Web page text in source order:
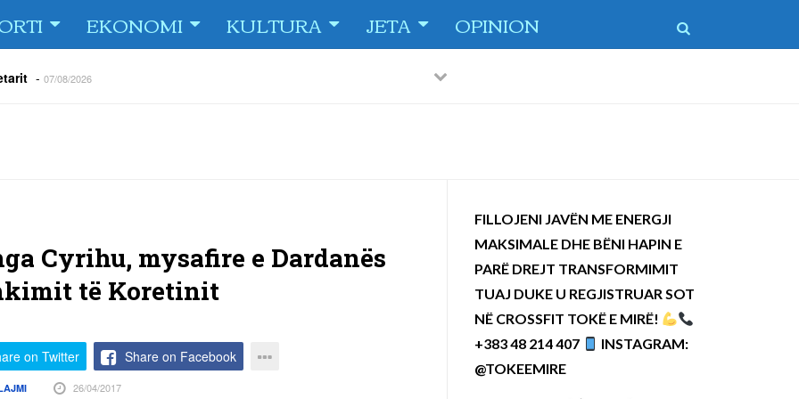
EKONOMI KULTURA JETA OPINION
Fiorin e San Marinos, duke i shënuar katër gola në pjesëlojën e dytë
portofolin me dokumente dhe të holla
PreviousNext
Cyrihu, mysafire e Dardanës
të Koretinit
on Twitter Share on Facebook
26/04/2017
FILLOJENI JAVËN ME ENERGJI
MAKSIMALE DHE BËNI HAPIN E
PARË DREJT TRANSFORMIMIT
TUAJ DUKE U REGJISTRUAR SOT
NË CROSSFIT TOKË E MIRË!
+383 48 214 407
INSTAGRAM:
@TOKEEMIRE